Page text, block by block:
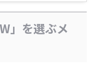
」を選ぶメ